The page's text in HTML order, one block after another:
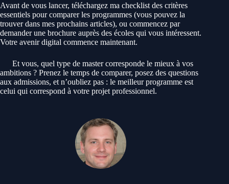
Avant de vous lancer, téléchargez ma checklist des critères
essentiels pour comparer les programmes (vous pouvez la
trouver dans mes prochains articles), ou commencez par
demander une brochure auprès des écoles qui vous intéressent.
Votre avenir digital commence maintenant.
Et vous, quel type de master corresponde le mieux à vos
ambitions ? Prenez le temps de comparer, posez des questions
aux admissions, et n’oubliez pas : le meilleur programme est
celui qui correspond à votre projet professionnel.